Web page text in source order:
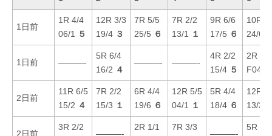
1日前
1R 4/4
06/1
５
12R 3/3
19/4 ３
7R 5/5
25/5 ６
7R 2/2
13/1
１
9R 6/6
17/5 ６
10R
24/6
1日前 ———-
5R 6/4
16/2 ４
———- ———-
4R 2/2
15/4 ５
2R 4/4
F04/1
2日前
11R 6/5
15/2 ４
7R 2/2
15/3 １
6R 4/4
19/6 ６
12R 5/5
04/1
１
5R 4/4
18/4 ６
12R
13/3
2日前
3R 2/2
———-
2R 1/1
7R 3/3
———-
5R 1/1